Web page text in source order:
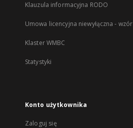
Klauzula informacyjna RODO
Umowa licencyjna niewyłączna - wzór
Klaster WMBC
Statystyki
Konto użytkownika
Zaloguj się